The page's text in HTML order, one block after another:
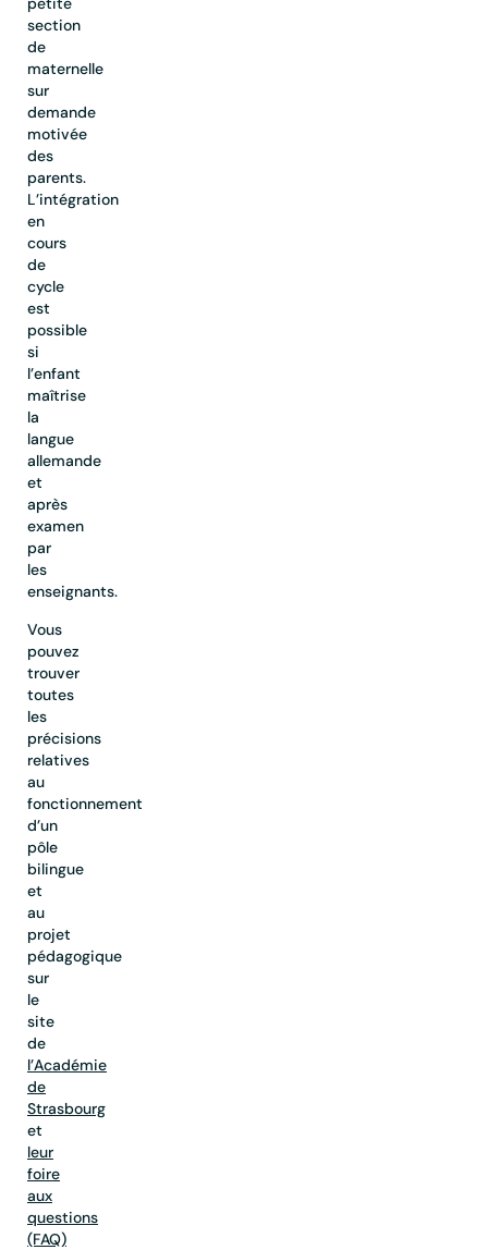
section
de
maternelle
sur
demande
motivée
des
parents.
L’intégration
en
cours
de
cycle
est
possible
si
l’enfant
maîtrise
la
langue
allemande
et
après
examen
par
les
enseignants.
Vous
pouvez
trouver
toutes
les
précisions
relatives
au
fonctionnement
d’un
pôle
bilingue
et
au
projet
pédagogique
sur
le
site
de
l’Académie
de
Strasbourg
et
leur
foire
aux
questions
(FAQ)